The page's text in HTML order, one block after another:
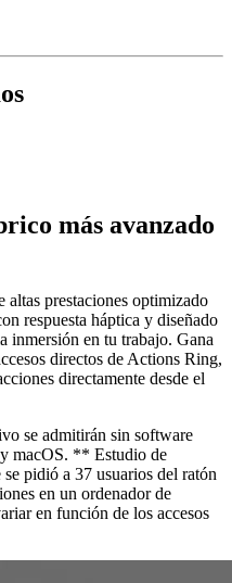
más avanzado
prestaciones optimizado
respuesta háptica y diseñado
inmersión en tu trabajo. Gana
directos de Actions Ring,
directamente desde el
se admitirán sin software
macOS. ** Estudio de
pidió a 37 usuarios del ratón
en un ordenador de
en función de los accesos